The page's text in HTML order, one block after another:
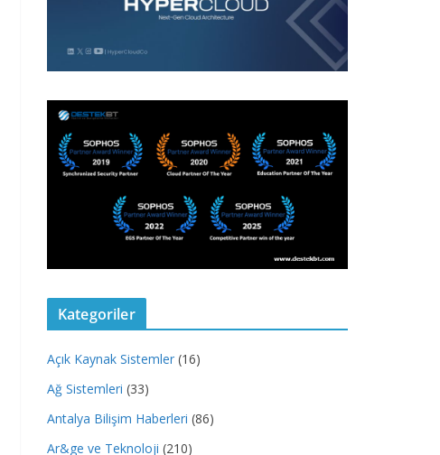
Kategoriler
Açık Kaynak Sistemler (16)
Ağ Sistemleri (33)
Antalya Bilişim Haberleri (86)
Ar&ge ve Teknoloji (210)